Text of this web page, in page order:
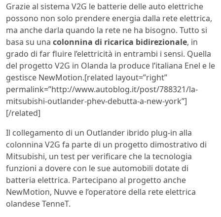
Grazie al sistema V2G le batterie delle auto elettriche
possono non solo prendere energia dalla rete elettrica,
ma anche darla quando la rete ne ha bisogno. Tutto si
basa su una colonnina di ricarica bidirezionale, in
grado di far fluire l’elettricità in entrambi i sensi. Quella
del progetto V2G in Olanda la produce l’italiana Enel e le
gestisce NewMotion.[related layout=”right”
permalink=”http://www.autoblog.it/post/788321/la-
mitsubishi-outlander-phev-debutta-a-new-york”]
[/related]
Il collegamento di un Outlander ibrido plug-in alla
colonnina V2G fa parte di un progetto dimostrativo di
Mitsubishi, un test per verificare che la tecnologia
funzioni a dovere con le sue automobili dotate di
batteria elettrica. Partecipano al progetto anche
NewMotion, Nuvve e l’operatore della rete elettrica
olandese TenneT.